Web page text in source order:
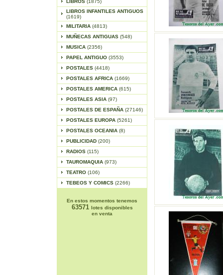
LIBROS (1875)
LIBROS INFANTILES ANTIGUOS
(1619)
MILITARIA (4813)
MUÑECAS ANTIGUAS (548)
MUSICA (2356)
PAPEL ANTIGUO (3553)
POSTALES (4418)
POSTALES AFRICA (1669)
POSTALES AMERICA (615)
POSTALES ASIA (97)
POSTALES DE ESPAÑA (27146)
POSTALES EUROPA (5261)
POSTALES OCEANIA (8)
PUBLICIDAD (200)
RADIOS (115)
TAUROMAQUIA (973)
TEATRO (106)
TEBEOS Y COMICS (2266)
En estos momentos tenemos
63571 lotes disponibles
en venta